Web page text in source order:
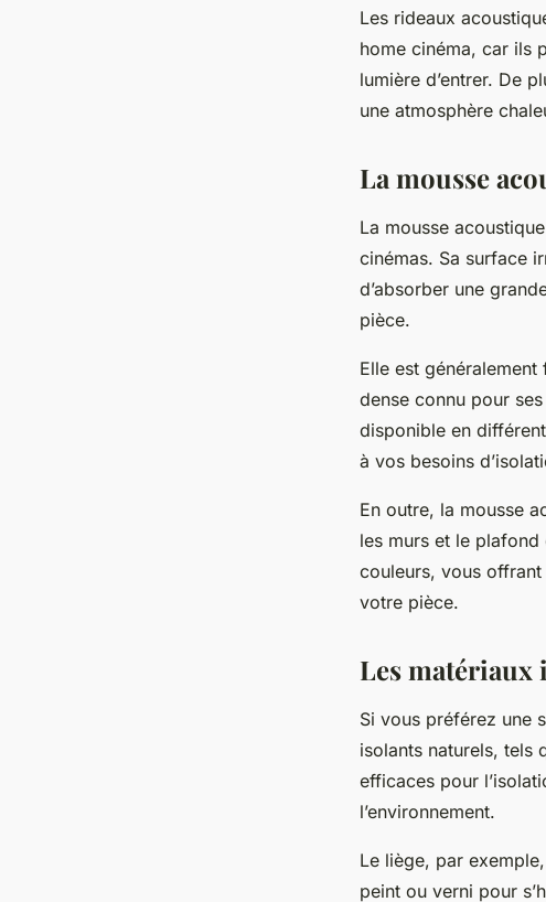
Les rideaux
home cinéma, car ils
lumière d’entrer. De
une atmosphère
La mousse
La mousse
cinémas. Sa surface
d’absorber une
pièce.
Elle est
dense connu pour
disponible en
à vos besoins
En outre, la mousse
les murs et le
couleurs, vous
votre pièce.
Les matériaux
Si vous préférez une
isolants naturels, tels
efficaces pour
l’environnement.
Le liège, par
peint ou verni pour